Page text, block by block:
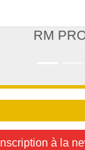
RM
Inscription à la